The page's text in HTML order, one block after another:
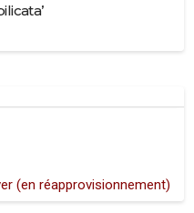
(en réapprovisionnement)